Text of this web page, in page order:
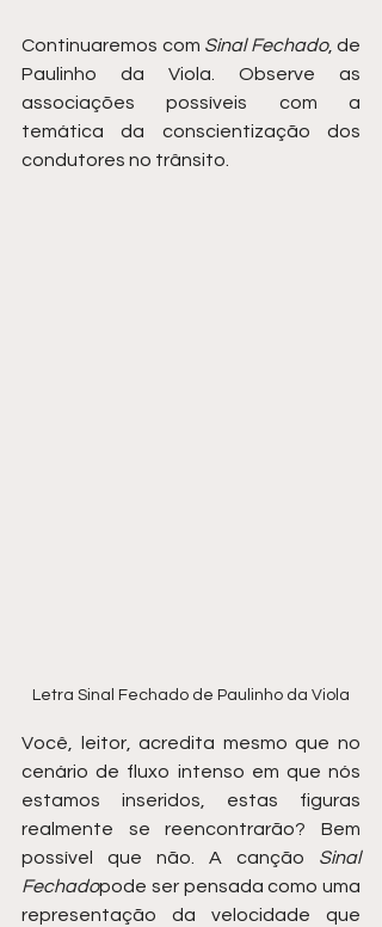
Continuaremos com Sinal Fechado, de
Paulinho da Viola. Observe as
associações possíveis com a
temática da conscientização dos
condutores no trânsito.
Letra Sinal Fechado de Paulinho da Viola
Você, leitor, acredita mesmo que no
cenário de fluxo intenso em que nós
estamos inseridos, estas figuras
realmente se reencontrarão? Bem
possível que não. A canção Sinal
Fechadopode ser pensada como uma
representação da velocidade que